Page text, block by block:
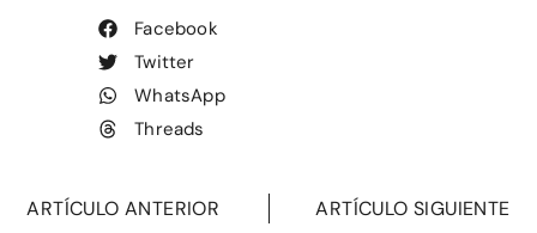
Facebook
Twitter
WhatsApp
Threads
ARTÍCULO ANTERIOR ARTÍCULO SIGUIENTE